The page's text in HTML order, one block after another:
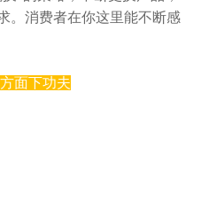
。消费者在你这里能不断感
面下功夫